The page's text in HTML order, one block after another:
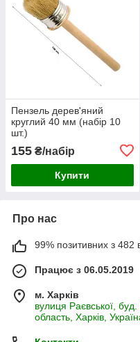
Пензель дерев'яний
круглий 40 мм (набір 10
шт.)
155 ₴/набір
Купити
Про нас
99% позитивних з 482
Працює з 06.05.2019
м. Харків
вулиця Раєвської,
область, Харків,